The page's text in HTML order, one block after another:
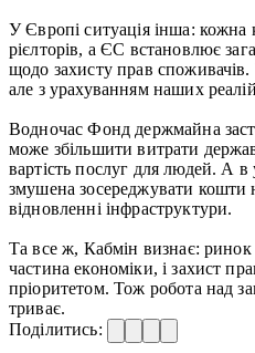
У Європі ситуація інша: кожна
рієлторів, а ЄС встановлює
щодо захисту прав
але з урахуванням наших
Водночас Фонд держмайна
може збільшити витрати
вартість послуг для людей. А
змушена зосереджувати кошти
відновленні інфраструктури.
Та все ж, Кабмін визнає:
частина економіки, і захист
пріоритетом. Тож робота над
триває.
Поділитись: